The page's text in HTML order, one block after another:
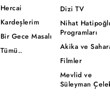
Hercai
Kardeşlerim
Bir Gece Masalı
Tümü..
Dizi TV
Nihat
Programları
Akika ve
Filmler
Mevlid ve
Süleyman